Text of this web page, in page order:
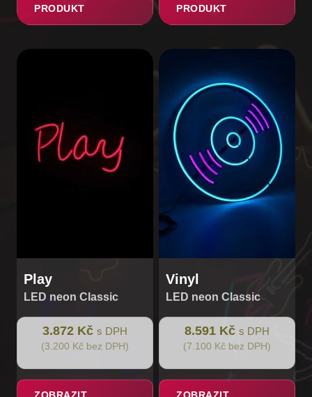
PRODUKT
PRODUKT
Play
LED neon Classic
3.872 Kč s DPH
(3.200 Kč bez DPH)
Vinyl
LED neon Classic
8.591 Kč s DPH
(7.100 Kč bez DPH)